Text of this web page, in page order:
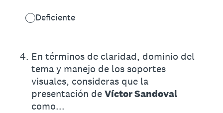
Deficiente
4. En términos de claridad, dominio del
tema y manejo de los soportes
visuales, consideras que la
presentación deVíctor Sandoval
como...